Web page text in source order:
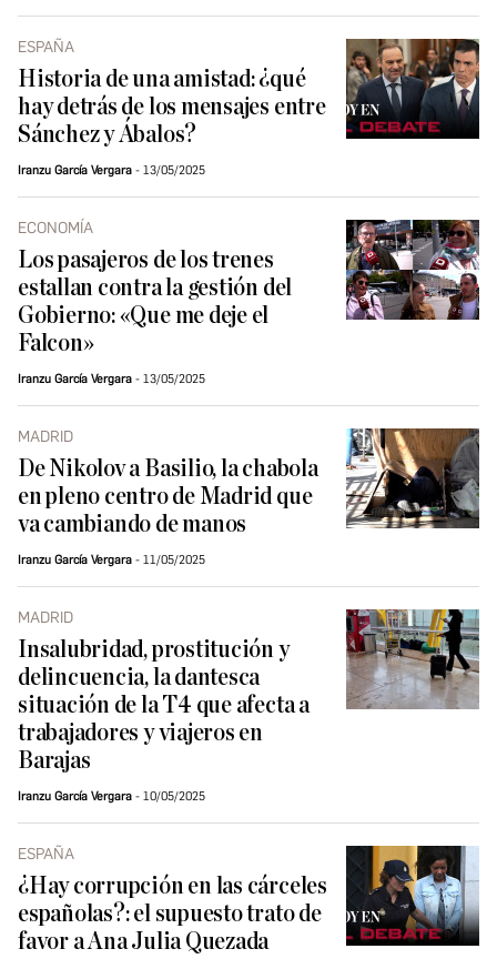
ESPAÑA
Historia de una amistad: ¿qué
hay detrás de los mensajes entre
Sánchez y Ábalos?
Iranzu García Vergara 13/05/2025
ECONOMÍA
Los pasajeros de los trenes
estallan contra la gestión del
Gobierno: «Que me deje el
Falcon»
Iranzu García Vergara 13/05/2025
MADRID
De Nikolov a Basilio, la chabola
en pleno centro de Madrid que
va cambiando de manos
Iranzu García Vergara 11/05/2025
MADRID
Insalubridad, prostitución y
delincuencia, la dantesca
situación de la T4 que afecta a
trabajadores y viajeros en
Barajas
Iranzu García Vergara 10/05/2025
ESPAÑA
¿Hay corrupción en las cárceles
españolas?: el supuesto trato de
favor a Ana Julia Quezada